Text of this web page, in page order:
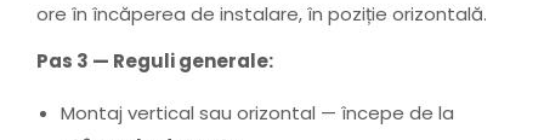
ore în încăperea de instalare, în poziție orizontală.
Pas 3 — Reguli generale:
Montaj vertical sau orizontal — începe de la